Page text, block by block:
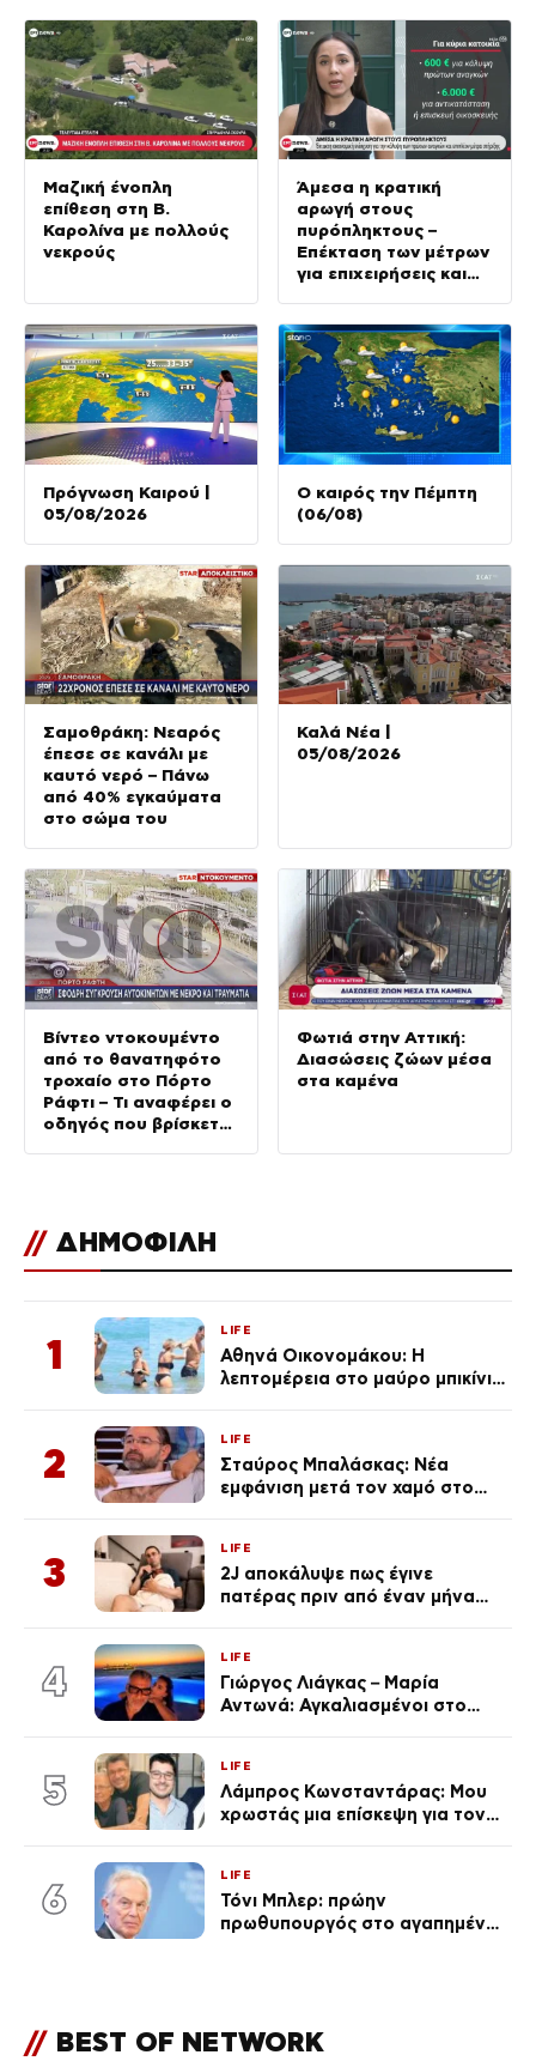
Μαζική ένοπλη
επίθεση στη Β.
Καρολίνα με πολλούς
νεκρούς
Άμεσα η κρατική
αρωγή στους
πυρόπληκτους –
Επέκταση των μέτρων
για επιχειρήσεις και
Πρόγνωση Καιρού |
05/08/2026
Ο καιρός την Πέμπτη
(06/08)
Σαμοθράκη: Νεαρός
έπεσε σε κανάλι με
καυτό νερό – Πάνω
από 40% εγκαύματα
στο σώμα του
Καλά Νέα |
05/08/2026
Βίντεο ντοκουμέντο
από το θανατηφότο
τροχαίο στο Πόρτο
Ράφτι – Τι αναφέρει ο
οδηγός που βρίσκεται
Φωτιά στην Αττική:
Διασώσεις ζώων μέσα
στα καμένα
// ΔΗΜΟΦΙΛΗ
1
LIFE
Αθηνά Οικονομάκου: Η
λεπτομέρεια στο μαύρο μπικίνι
(φωτογραφίες)
2
LIFE
Σταύρος Μπαλάσκας: Νέα
εμφάνιση μετά τον χαμό στο
3
LIFE
2J αποκάλυψε πως έγινε
πατέρας πριν από έναν μήνα
4
LIFE
Γιώργος Λιάγκας – Μαρία
Αντωνά: Αγκαλιασμένοι στο
5
LIFE
Λάμπρος Κωνσταντάρας: Μου
χρωστάς μια επίσκεψη για τον
6
LIFE
Τόνι Μπλερ: πρώην
πρωθυπουργός στο αγαπημένο
// BEST OF NETWORK